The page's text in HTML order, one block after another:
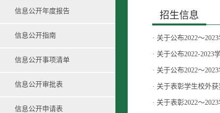
信息公开年度报告
信息公开指南
信息公开事项清单
信息公开审批表
信息公开申请表
招生信息
· 关于公布2022～
· 关于公布2022-2023
国家助学金评审结果
· 关于公布2022～
· 关于表彰学生校外
· 关于表彰2022～